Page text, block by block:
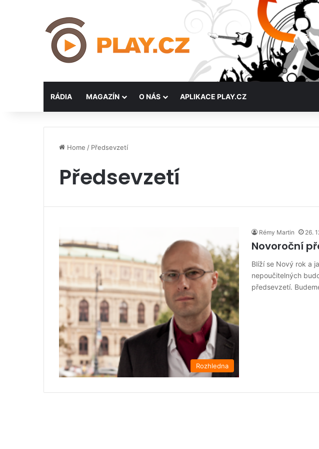
RÁDIA MAGAZÍN O NÁS APLIKACE PLAY.CZ
Home / Předsevzetí
Předsevzetí
Rozhledna
Rémy Martin 26.
Novoroční
Blíží se Nový rok a
nepoučitelných
předsevzetí.